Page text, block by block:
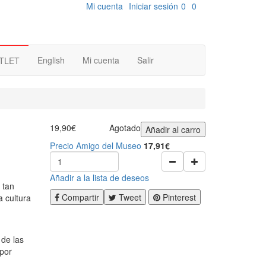
0 0
Mi cuenta Iniciar sesión
English Mi cuenta Salir
cultura
las
Añadir al carro
Agotado
19,90€
Precio Amigo del Museo 17,91€
Añadir a la lista de deseos
Compartir
Tweet Pinterest